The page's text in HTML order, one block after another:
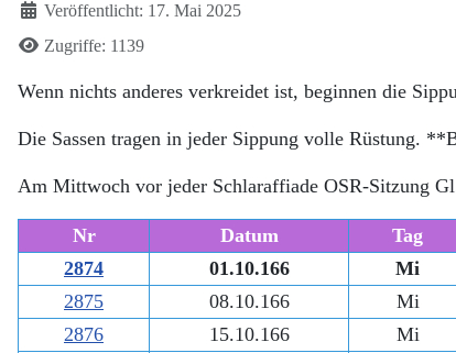
Veröffentlicht: 17. Mai 2025
Zugriffe: 1139
Wenn nichts anderes verkreidet ist, beginnen die
Die Sassen tragen in jeder Sippung volle Rüstung.
Am Mittwoch vor jeder Schlaraffiade OSR-Sitzung
Nr Datum Tag
2874
01.10.166 Mi
2875
08.10.166 Mi
2876
15.10.166 Mi